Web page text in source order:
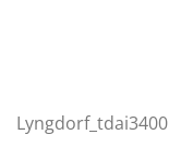
Lyngdorf_tdai3400